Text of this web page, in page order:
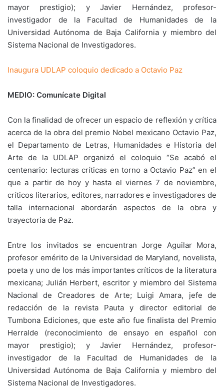
mayor prestigio); y Javier Hernández, profesor-
investigador de la Facultad de Humanidades de la
Universidad Autónoma de Baja California y miembro del
Sistema Nacional de Investigadores.
Inaugura UDLAP coloquio dedicado a Octavio Paz
MEDIO: Comunícate Digital
Con la finalidad de ofrecer un espacio de reflexión y crítica
acerca de la obra del premio Nobel mexicano Octavio Paz,
el Departamento de Letras, Humanidades e Historia del
Arte de la UDLAP organizó el coloquio “Se acabó el
centenario: lecturas críticas en torno a Octavio Paz” en el
que a partir de hoy y hasta el viernes 7 de noviembre,
críticos literarios, editores, narradores e investigadores de
talla internacional abordarán aspectos de la obra y
trayectoria de Paz.
Entre los invitados se encuentran Jorge Aguilar Mora,
profesor emérito de la Universidad de Maryland, novelista,
poeta y uno de los más importantes críticos de la literatura
mexicana; Julián Herbert, escritor y miembro del Sistema
Nacional de Creadores de Arte; Luigi Amara, jefe de
redacción de la revista Pauta y director editorial de
Tumbona Ediciones, que este año fue finalista del Premio
Herralde (reconocimiento de ensayo en español con
mayor prestigio); y Javier Hernández, profesor-
investigador de la Facultad de Humanidades de la
Universidad Autónoma de Baja California y miembro del
Sistema Nacional de Investigadores.